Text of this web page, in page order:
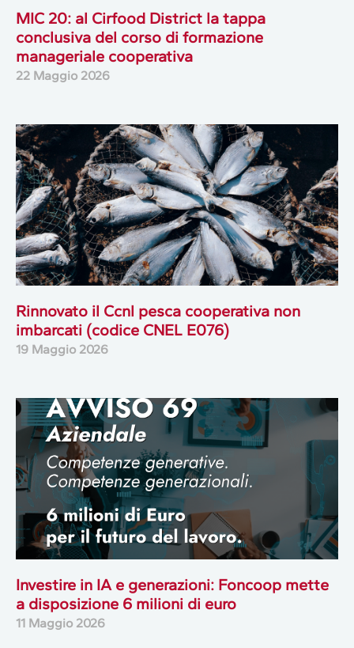
MIC 20: al Cirfood District la tappa
conclusiva del corso di formazione
manageriale cooperativa
22 Maggio 2026
Rinnovato il Ccnl pesca cooperativa non
imbarcati (codice CNEL E076)
19 Maggio 2026
Investire in IA e generazioni: Foncoop mette
a disposizione 6 milioni di euro
11 Maggio 2026